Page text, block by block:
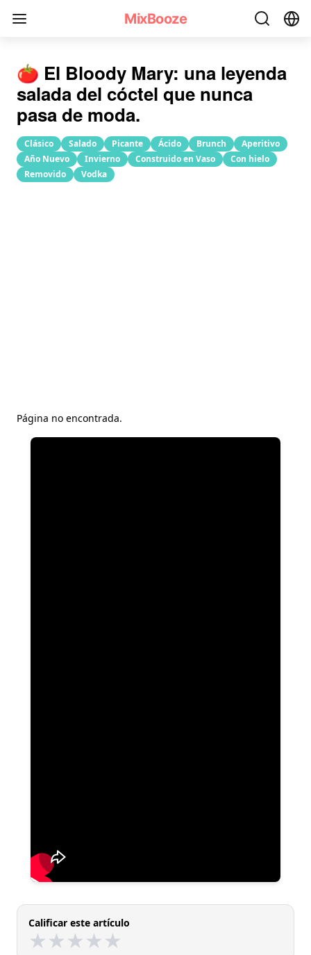
MixBooze
🍅 El Bloody Mary: una leyenda
salada del cóctel que nunca
pasa de moda.
Clásico Salado Picante Ácido Brunch
Aperitivo
Año Nuevo
Invierno Construido en Vaso
Con hielo
Removido
Vodka
Página no encontrada.
Calificar este artículo
★
★★
★★
★★
★★
★